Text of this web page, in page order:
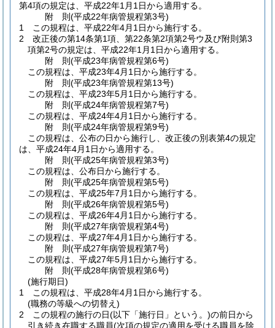
第4項の規定は、平成22年1月1日から適用する。
附 則(平成22年病管規程第3号)
1
この規程は、平成22年4月1日から施行する。
2
改正後の第14条第1項、第22条第2項第2号ウ及び附則第3
項第2号の規定は、平成22年1月1日から適用する。
附 則(平成23年病管規程第6号)
この規程は、平成23年4月1日から施行する。
附 則(平成23年病管規程第13号)
この規程は、平成23年5月1日から施行する。
附 則(平成24年病管規程第7号)
この規程は、平成24年4月1日から施行する。
附 則(平成24年病管規程第9号)
この規程は、公布の日から施行し、改正後の別表第4の規定
は、平成24年4月1日から適用する。
附 則(平成25年病管規程第3号)
この規程は、公布日から施行する。
附 則(平成25年病管規程第5号)
この規程は、平成25年7月1日から施行する。
附 則(平成26年病管規程第5号)
この規程は、平成26年4月1日から施行する。
附 則(平成27年病管規程第4号)
この規程は、平成27年4月1日から施行する。
附 則(平成27年病管規程第7号)
この規程は、平成27年5月1日から施行する。
附 則(平成28年病管規程第6号)
(施行期日)
1
この規程は、平成28年4月1日から施行する。
(職務の等級への切替え)
2
この規程の施行の日(以下「施行日」という。)の前日から
引き続き在職する職員(次項の規定の適用を受ける職員を除